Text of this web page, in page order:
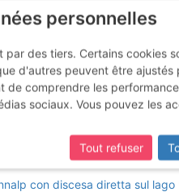
con discesa
con discesa diretta sul lago
personnelles
par des tiers. Certains cookies
d'autres peuvent être ajustés
de comprendre les
sociaux. Vous pouvez les
Tout refuser